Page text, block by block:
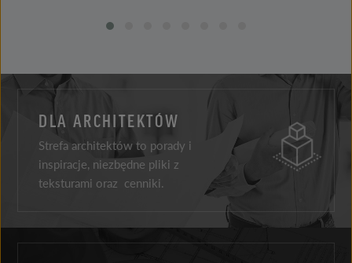
DLA ARCHITEKTÓW
Strefa architektów to porady i
inspiracje, niezbędne pliki z
teksturami oraz cenniki.